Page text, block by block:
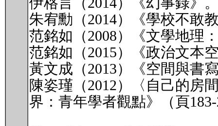
朱宥勳（2014）《學校不敢
范銘如（2008）《文學地理
范銘如（2015）《政治文本
黃文成（2013）《空間與書
陳姿瑾（2012）〈自己的房
界：青年學者觀點》（頁